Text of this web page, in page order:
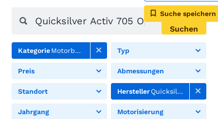
Suche speichern
Suchen
KategorieMotorboote Typ
Preis Abmessungen
Standort HerstellerQuicksilver
Jahrgang Motorisierung